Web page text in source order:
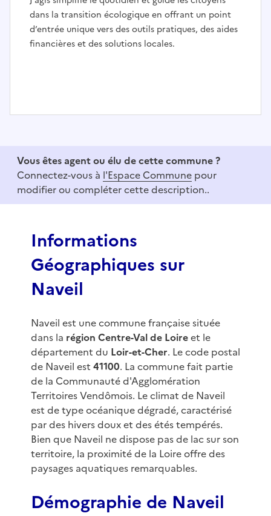
dans la transition écologique en offrant un point
d’entrée unique vers des outils pratiques, des aides
financières et des solutions locales.
f
Vous êtes agent ou élu de cette commune ?
Connectez-vous à l'Espace Commune pour
modifier ou compléter cette description..
Informations
Géographiques sur
Naveil
Naveil est une commune française située
dans la région Centre-Val de Loireet le
département du Loir-et-Cher. Le code postal
de Naveil est 41100. La commune fait partie
de la Communauté d'Agglomération
Territoires Vendômois. Le climat de Naveil
est de type océanique dégradé, caractérisé
par des hivers doux et des étés tempérés.
Bien que Naveil ne dispose pas de lac sur son
territoire, la proximité de la Loire offre des
paysages aquatiques remarquables.
Démographie de Naveil